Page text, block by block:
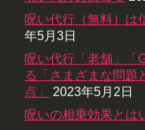
呪い代行（無料）は
年5月3日
呪い代行「老舗」「
る「さまざまな問題
点」
2023年5月2日
呪いの相乗効果とは